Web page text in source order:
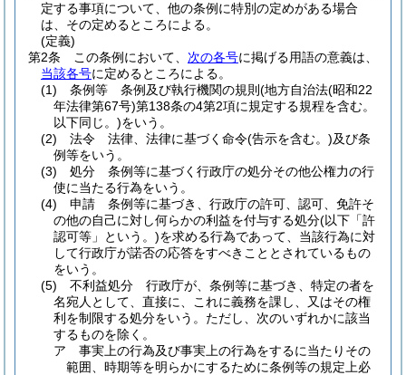
定する事項について、他の条例に特別の定めがある場合
は、その定めるところによる。
(定義)
第2条
この条例において、 次の各号に掲げる用語の意義は、
当該各号に定めるところによる。
(1)
条例等 条例及び執行機関の規則 (地方自治法(昭和22
年法律第67号)第138条の4第2項に規定する規程を含む。
以下同じ。)をいう。
(2)
法令 法律、法律に基づく命令(告示を含む。)及び条
例等をいう。
(3)
処分 条例等に基づく行政庁の処分その他公権力の行
使に当たる行為をいう。
(4)
申請 条例等に基づき、行政庁の許可、認可、免許そ
の他の自己に対し何らかの利益を付与する処分(以下「許
認可等」という。)を求める行為であって、当該行為に対
して行政庁が諾否の応答をすべきこととされているもの
をいう。
(5)
不利益処分 行政庁が、条例等に基づき、特定の者を
名宛人として、直接に、これに義務を課し、又はその権
利を制限する処分をいう。 ただし、次のいずれかに該当
するものを除く。
ア
事実上の行為及び事実上の行為をするに当たりその
範囲、時期等を明らかにするために条例等の規定上必